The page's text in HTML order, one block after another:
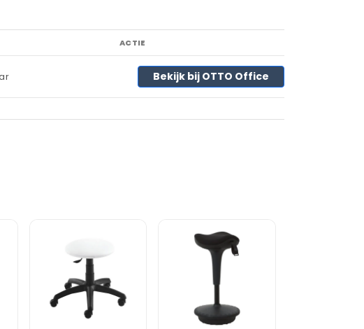
ACTIE
Bekijk bij OTTO Office